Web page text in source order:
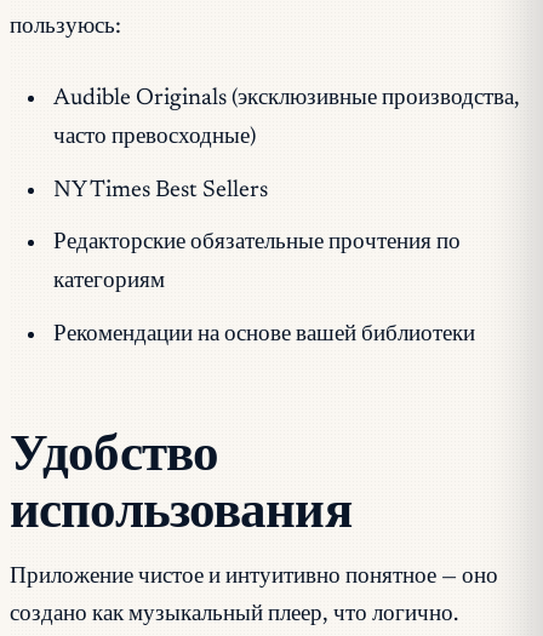
пользуюсь:
Audible Originals (эксклюзивные производства,
часто превосходные)
NY Times Best Sellers
Редакторские обязательные прочтения по
категориям
Рекомендации на основе вашей библиотеки
Удобство
использования
Приложение чистое и интуитивно понятное — оно
создано как музыкальный плеер, что логично.